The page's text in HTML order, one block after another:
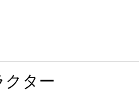
クター